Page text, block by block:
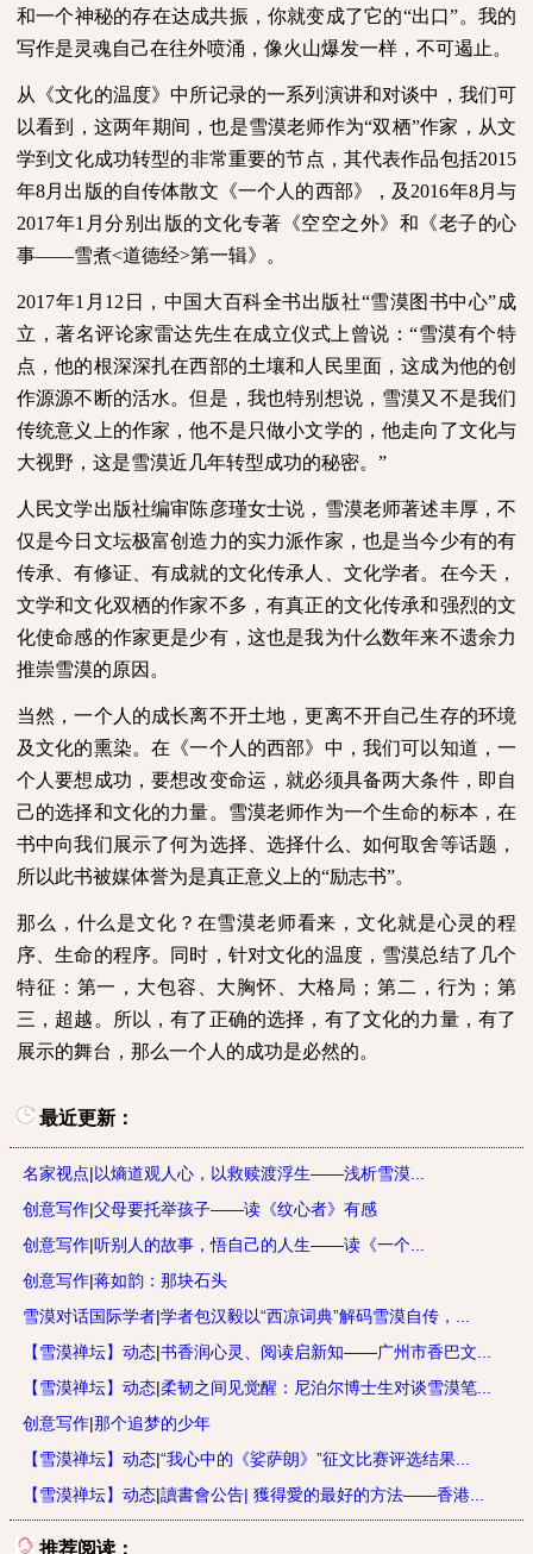
和一个神秘的存在达成共振，你就变成了它的“出口”。我的
写作是灵魂自己在往外喷涌，像火山爆发一样，不可遏止。
从《文化的温度》中所记录的一系列演讲和对谈中，我们可
以看到，这两年期间，也是雪漠老师作为“双栖”作家，从文
学到文化成功转型的非常重要的节点，其代表作品包括2015
年8月出版的自传体散文《一个人的西部》，及 2016年8月与
2017年1 月分别出版的文化专著《空空之外》和《老子的心
事——雪煮<道德经>第一辑》。
2017年1 月 12 日，中国大百科全书出版社“雪漠图书中心”成
立，著名评论家雷达先生在成立仪式上曾说：“雪漠有个特
点，他的根深深扎在西部的土壤和人民里面，这成为他的创
作源源不断的活水。但是，我也特别想说，雪漠又不是我们
传统意义上的作家，他不是只做小文学的，他走向了文化与
大视野，这是雪漠近几年转型成功的秘密。”
人民文学出版社编审陈彦瑾女士说，雪漠老师著述丰厚，不
仅是今日文坛极富创造力的实力派作家，也是当今少有的有
传承、有修证、有成就的文化传承人、文化学者。在今天，
文学和文化双栖的作家不多，有真正的文化传承和强烈的文
化使命感的作家更是少有，这也是我为什么数年来不遗余力
推崇雪漠的原因。
当然，一个人的成长离不开土地，更离不开自己生存的环境
及文化的熏染。在《一个人的西部》中，我们可以知道，一
个人要想成功，要想改变命运，就必须具备两大条件，即自
己的选择和文化的力量。雪漠老师作为一个生命的标本，在
书中向我们展示了何为选择、选择什么、如何取舍等话题，
所以此书被媒体誉为是真正意义上的“励志书”。
那么，什么是文化？在雪漠老师看来，文化就是心灵的程
序、生命的程序。同时，针对文化的温度，雪漠总结了几个
特征：第一，大包容、大胸怀、大格局；第二，行为；第
三，超越。所以，有了正确的选择，有了文化的力量，有了
展示的舞台，那么一个人的成功是必然的。
最近更新：
名家视点|以熵道观人心，以救赎渡浮生——浅析雪漠...
创意写作|父母要托举孩子——读《纹心者》有感
创意写作|听别人的故事，悟自己的人生——读《一个...
创意写作|蒋如韵：那块石头
雪漠对话国际学者|学者包汉毅以“西凉词典”解码雪漠自传，...
【雪漠禅坛】动态|书香润心灵、阅读启新知——广州市香巴文...
【雪漠禅坛】动态|柔韧之间见觉醒：尼泊尔博士生对谈雪漠笔...
创意写作|那个追梦的少年
【雪漠禅坛】动态|“我心中的《娑萨朗》”征文比赛评选结果...
【雪漠禅坛】动态|讀書會公告| 獲得愛的最好的方法——香港...
推荐阅读：